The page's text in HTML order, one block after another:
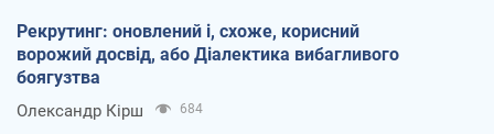
Рекрутинг: оновлений і, схоже, корисний
ворожий досвід, або Діалектика вибагливого
боягузтва
Олександр Кірш 684